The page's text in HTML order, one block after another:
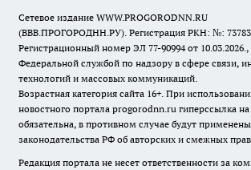
Сетевое издание WWW.PROGORODNN.RU
(ВВВ.ПРОГОРОДНН.РУ). Регистрация РКН: №:
Регистрационный номер ЭЛ 77-90994 от
Федеральной службой по надзору в сфере связи,
технологий и массовых коммуникаций.
Возрастная категория сайта 16+. При
новостного портала progorodnn.ru гиперссылка на
обязательна, в противном случае будут
законодательства РФ об авторских и смежных
Редакция портала не несет ответственности за